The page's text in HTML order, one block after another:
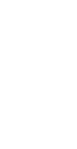
đến các cửa hàng,
sáng trang trí:
như kệ sách,
một không gian
ánh sáng đặc